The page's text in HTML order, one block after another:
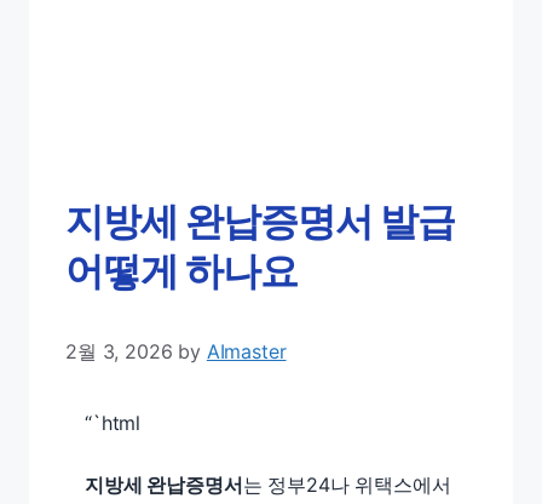
지방세 완납증명서 발급
어떻게 하나요
2월 3, 2026 by AImaster
“`html
지방세 완납증명서는 정부24나 위택스에서